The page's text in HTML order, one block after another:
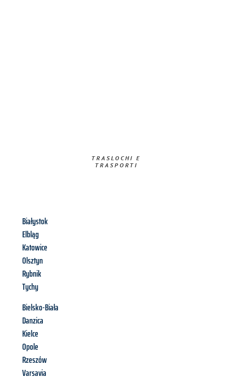
TRASLOCHI E
TRASPORTI​
Białystok
Elbląg
Katowice
Olsztyn
Rybnik
Tychy
Bielsko-Biała
Danzica
Kielce
Opole
Rzeszów
Varsavia